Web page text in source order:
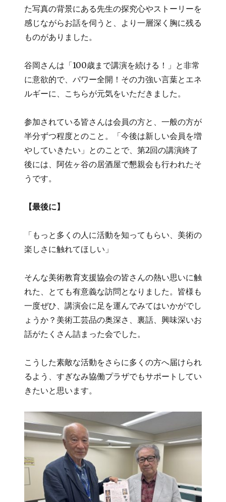
た写真の背景にある先生の探究心やストーリーを
感じながらお話を伺うと、より一層深く胸に残る
ものがありました。
谷岡さんは「100歳まで講演を続ける！」と非常
に意欲的で、パワー全開！その力強い言葉とエネ
ルギーに、こちらが元気をいただきました。
参加されている皆さんは会員の方と、一般の方が
半分ずつ程度とのこと。「今後は新しい会員を増
やしていきたい」とのことで、第2回の講演終了
後には、阿佐ヶ谷の居酒屋で懇親会も行われたそ
うです。
【最後に】
「もっと多くの人に活動を知ってもらい、美術の
楽しさに触れてほしい」
そんな美術教育支援協会の皆さんの熱い思いに触
れた、とても有意義な訪問となりました。皆様も
一度ぜひ、講演会に足を運んでみてはいかがでし
ょうか？美術工芸品の奥深さ、裏話、興味深いお
話がたくさん詰まった会でした。
こうした素敵な活動をさらに多くの方へ届けられ
るよう、すぎなみ協働プラザでもサポートしてい
きたいと思います。